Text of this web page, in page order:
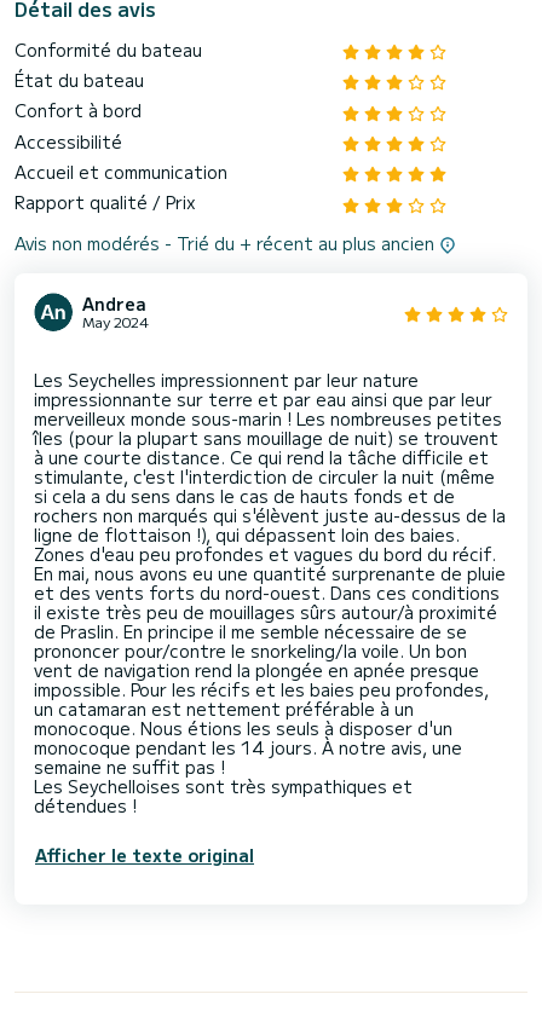
Détail des avis
Conformité du bateau
État du bateau
Confort à bord
Accessibilité
Accueil et communication
Rapport qualité / Prix
Avis non modérés - Trié du + récent au plus ancien
Andrea
May 2024
Les Seychelles impressionnent par leur nature
impressionnante sur terre et par eau ainsi que par leur
merveilleux monde sous-marin ! Les nombreuses petites
îles (pour la plupart sans mouillage de nuit) se trouvent
à une courte distance. Ce qui rend la tâche difficile et
stimulante, c'est l'interdiction de circuler la nuit (même
si cela a du sens dans le cas de hauts fonds et de
rochers non marqués qui s'élèvent juste au-dessus de la
ligne de flottaison !), qui dépassent loin des baies.
Zones d'eau peu profondes et vagues du bord du récif.
En mai, nous avons eu une quantité surprenante de pluie
et des vents forts du nord-ouest. Dans ces conditions
il existe très peu de mouillages sûrs autour/à proximité
de Praslin. En principe il me semble nécessaire de se
prononcer pour/contre le snorkeling/la voile. Un bon
vent de navigation rend la plongée en apnée presque
impossible. Pour les récifs et les baies peu profondes,
un catamaran est nettement préférable à un
monocoque. Nous étions les seuls à disposer d'un
monocoque pendant les 14 jours. À notre avis, une
semaine ne suffit pas !
Les Seychelloises sont très sympathiques et
Afficher le texte original